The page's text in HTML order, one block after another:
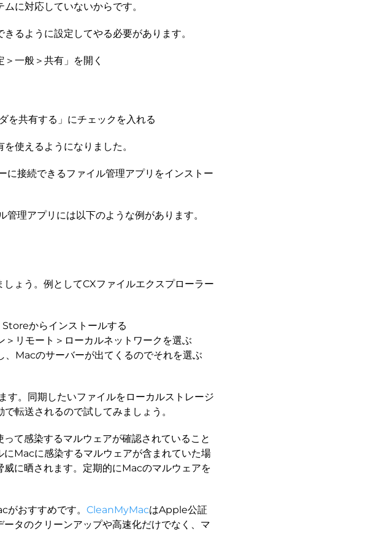
に対応していないからです。
るように設定してやる必要があります。
一般＞共有」を開く
を共有する」にチェックを入れる
使えるようになりました。
に接続できるファイル管理アプリをインストー
理アプリには以下のような例があります。
ょう。例としてCXファイルエクスプローラー
からインストールする
リモート＞ローカルネットワークを選ぶ
、Macのサーバーが出てくるのでそれを選ぶ
す。同期したいファイルをローカルストレージ
転送されるので試してみましょう。
て感染するマルウェアが確認されていること
Macに感染するマルウェアが含まれていた場
に晒されます。定期的にMacのマルウェアを
おすすめです。 CleanMyMacはApple公証
タのクリーンアップや高速化だけでなく、マ